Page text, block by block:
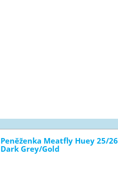
Peněženka Meatfly Huey 25/26
Dark Grey/Gold